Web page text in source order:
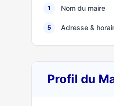
1 Nom du maire
5 Adresse &
Profil du